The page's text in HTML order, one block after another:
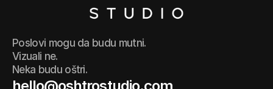
Poslovi mogu da budu mutni.
Vizuali ne.
Neka budu oštri.